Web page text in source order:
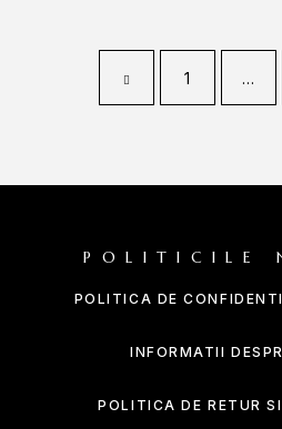
1 …
POLITICILE
POLITICA DE
INFORMATII
POLITICA DE RETUR